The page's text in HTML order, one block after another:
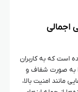
اجمالی
است که به کاربران
به صورت شفاف و
مانند امنیت بالا،